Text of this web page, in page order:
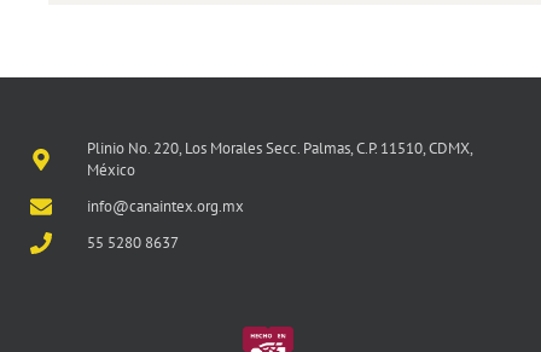
Plinio No. 220, Los Morales Secc. Palmas, C.P. 11510, CDMX,
México
info@canaintex.org.mx
55 5280 8637